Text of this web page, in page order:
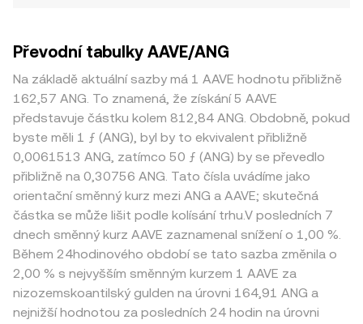
Převodní tabulky AAVE/ANG
Na základě aktuální sazby má 1 AAVE hodnotu přibližně
162,57 ANG. To znamená, že získání 5 AAVE
představuje částku kolem 812,84 ANG. Obdobně, pokud
byste měli 1 ƒ (ANG), byl by to ekvivalent přibližně
0,0061513 ANG, zatímco 50 ƒ (ANG) by se převedlo
přibližně na 0,30756 ANG. Tato čísla uvádíme jako
orientační směnný kurz mezi ANG a AAVE; skutečná
částka se může lišit podle kolísání trhu.V posledních 7
dnech směnný kurz AAVE zaznamenal snížení o 1,00 %.
Během 24hodinového období se tato sazba změnila o
2,00 % s nejvyšším směnným kurzem 1 AAVE za
nizozemskoantilský gulden na úrovni 164,91 ANG a
nejnižší hodnotou za posledních 24 hodin na úrovni